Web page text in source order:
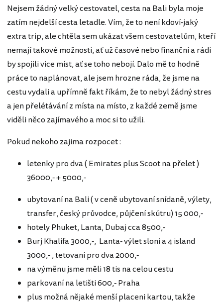
Nejsem žádný velký cestovatel, cesta na Bali byla moje
zatím nejdelší cesta letadle. Vím, že to není kdoví-jaký
extra trip, ale chtěla sem ukázat všem cestovatelům, kteří
nemají takové možnosti, ať už časové nebo finanční a rádi
by spojili vice míst, ať se toho nebojí. Dalo mě to hodně
práce to naplánovat, ale jsem hrozne ráda, že jsme na
cestu vydali a upřímně fakt říkám, že to nebyl žádný stres
a jen přelétávání z místa na místo, z každé země jsme
viděli něco zajímavého a moc si to užili.
Pokud nekoho zajima rozpocet :
letenky pro dva ( Emirates plus Scoot na přelet )
36000,- + 5000,-
ubytovaní na Bali ( v ceně ubytovaní snídaně, výlety,
transfer, český průvodce, půjčení skútru) 15 000,-
hotely Phuket, Lanta, Dubaj cca 8500,-
Burj Khalifa 3000,-, Lanta- výlet sloni a 4 island
3000,- , tetovaní pro dva 2000,-
na výměnu jsme měli 18 tis na celou cestu
parkovaní na letišti 600,- Praha
plus možná nějaké menší placeni kartou, takže